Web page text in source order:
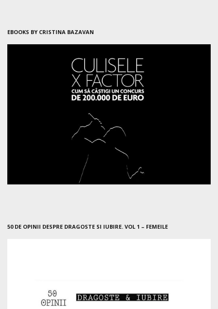
EBOOKS BY CRISTINA BAZAVAN
50 DE OPINII DESPRE DRAGOSTE SI IUBIRE. VOL 1 – FEMEILE